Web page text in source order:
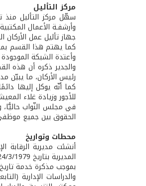
مركز التأليـل
سهّل مركز التأليل
وأرشفـة الأعمال
جهاز تأليل عمل الأركان
كما يهتم هذا القسم
وأعتدة الشبكة
والجدير ذكره أن هذه
رئيس الأركان، ما
كما أنّه يوكل إليها
للأجور وزيادة غلاء
في مجلس النّواب
الحقوق بين جميع
محطات وتواريخ
المديرية بتاريخ 24/3/1979.
والدراسات الإدارية